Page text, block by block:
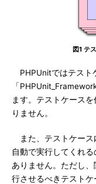
図1 テ
PHPUnitではテスト
「
ます。テストケース
りません。
また、テストケース
自動で実行してくれ
ありません。ただし
行させるべきテスト